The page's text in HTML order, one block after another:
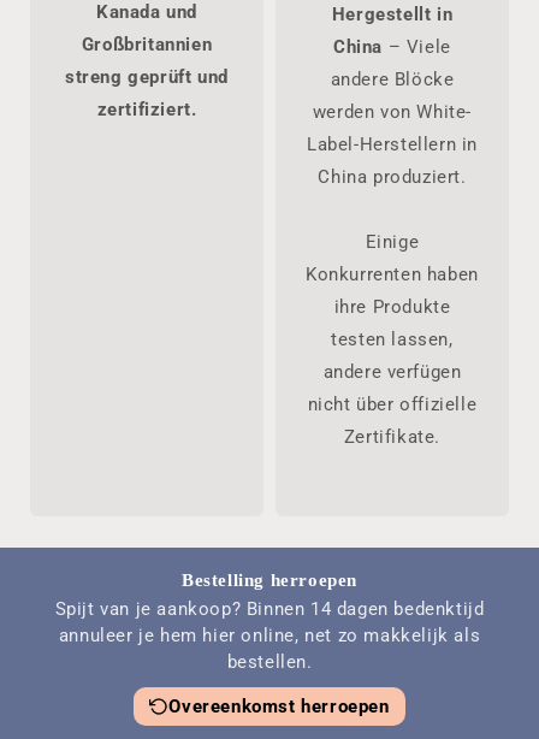
Kanada und
Großbritannien
streng geprüft und
zertifiziert.
Hergestellt in
China – Viele
andere Blöcke
werden von White-
Label-Herstellern in
China produziert.
Einige
Konkurrenten haben
ihre Produkte
testen lassen,
andere verfügen
nicht über offizielle
Zertifikate.
Bestelling herroepen
Spijt van je aankoop? Binnen 14 dagen bedenktijd
annuleer je hem hier online, net zo makkelijk als
bestellen.
Overeenkomst herroepen